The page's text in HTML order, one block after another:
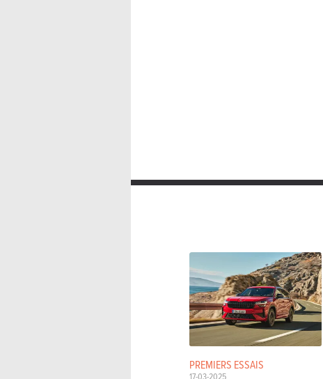
PREMIERS ESSAIS
17-03-2025